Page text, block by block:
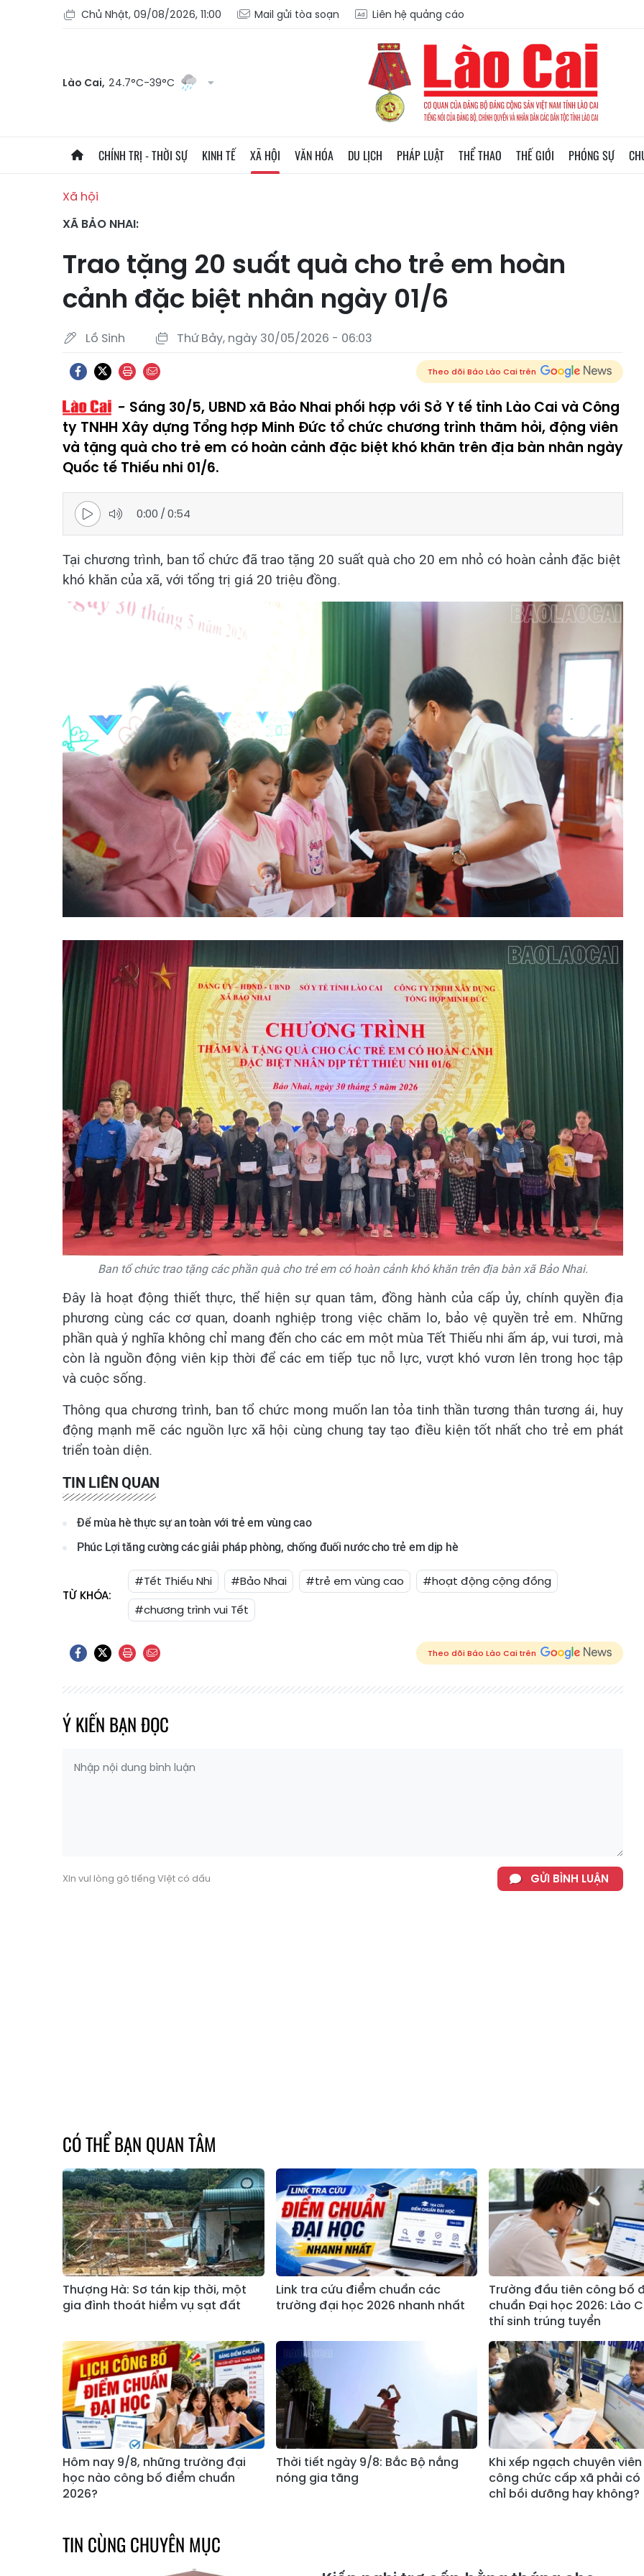
Chủ Nhật, 09/08/2026, 11:00 Mail gửi tòa soạn Liên hệ quảng cáo
Lào Cai, 24.7°C-39°C
CHÍNH TRỊ - THỜI SỰ KINH TẾ XÃ HỘI VĂN HÓA DU LỊCH PHÁP LUẬT THỂ THAO THẾ GIỚI PHÓNG SỰ
Xã hội
XÃ BẢO NHAI:
Trao tặng 20 suất quà cho trẻ em hoàn
cảnh đặc biệt nhân ngày 01/6
Lồ Sinh Thứ Bảy, ngày 30/05/2026 - 06:03
Theo dõi Báo Lào Cai trên
Sáng 30/5, UBND xã Bảo Nhai phối hợp với Sở Y tế tỉnh Lào Cai và Công
ty TNHH Xây dựng Tổng hợp Minh Đức tổ chức chương trình thăm hỏi, động viên
và tặng quà cho trẻ em có hoàn cảnh đặc biệt khó khăn trên địa bàn nhân ngày
Quốc tế Thiếu nhi 01/6.
0:00 /0:54
Tại chương trình, ban tổ chức đã trao tặng 20 suất quà cho 20 em nhỏ có hoàn cảnh đặc biệt
khó khăn của xã, với tổng trị giá 20 triệu đồng.
Ban tổ chức trao tặng các phần quà cho trẻ em có hoàn cảnh khó khăn trên địa bàn xã Bảo Nhai.
Đây là hoạt động thiết thực, thể hiện sự quan tâm, đồng hành của cấp ủy, chính quyền địa
phương cùng các cơ quan, doanh nghiệp trong việc chăm lo, bảo vệ quyền trẻ em. Những
phần quà ý nghĩa không chỉ mang đến cho các em một mùa Tết Thiếu nhi ấm áp, vui tươi, mà
còn là nguồn động viên kịp thời để các em tiếp tục nỗ lực, vượt khó vươn lên trong học tập
và cuộc sống.
Thông qua chương trình, ban tổ chức mong muốn lan tỏa tinh thần tương thân tương ái, huy
động mạnh mẽ các nguồn lực xã hội cùng chung tay tạo điều kiện tốt nhất cho trẻ em phát
triển toàn diện.
TIN LIÊN QUAN
Để mùa hè thực sự an toàn với trẻ em vùng cao
Phúc Lợi tăng cường các giải pháp phòng, chống đuối nước cho trẻ em dịp hè
TỪ KHÓA:
#Tết Thiếu Nhi #Bảo Nhai #trẻ em vùng cao
#hoạt động cộng đồng
#chương trình vui Tết
Theo dõi Báo Lào Cai trên
Ý KIẾN BẠN ĐỌC
Xin vui lòng gõ tiếng Việt có dấu GỬI BÌNH LUẬN
CÓ THỂ BẠN QUAN TÂM
Thượng Hà: Sơ tán kịp thời, một
gia đình thoát hiểm vụ sạt đất
Link tra cứu điểm chuẩn các
trường đại học 2026 nhanh nhất
Trường đầu tiên công bố
chuẩn Đại học 2026: Lào
thí sinh trúng tuyển
Hôm nay 9/8, những trường đại
học nào công bố điểm chuẩn
2026?
Thời tiết ngày 9/8: Bắc Bộ nắng
nóng gia tăng
Khi xếp ngạch chuyên
công chức cấp xã phải có
chỉ bồi dưỡng hay không?
TIN CÙNG CHUYÊN MỤC